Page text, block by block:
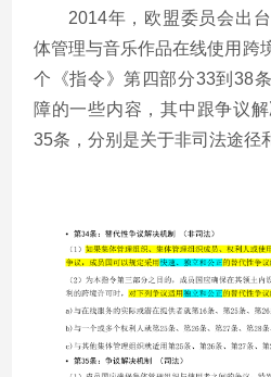
2014年，欧盟委员会出
体管理与音乐作品在线使用跨
个《指令》第四部分33到38
障的一些内容，其中跟争议
35条，分别是关于非司法途径